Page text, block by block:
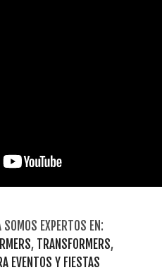
SOMOS EXPERTOS EN:
, TRANSFORMERS,
EVENTOS Y FIESTAS